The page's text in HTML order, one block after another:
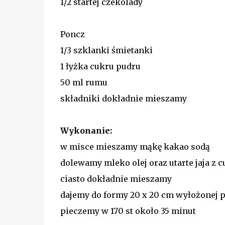
Poncz
1/3 szklanki śmietanki
1 łyżka cukru pudru
50 ml rumu
składniki dokładnie mieszamy
Wykonanie:
w misce mieszamy mąkę kakao sodą
dolewamy mleko olej oraz utarte jaja z
ciasto dokładnie mieszamy
dajemy do formy 20 x 20 cm wyłożonej
pieczemy w 170 st około 35 minut